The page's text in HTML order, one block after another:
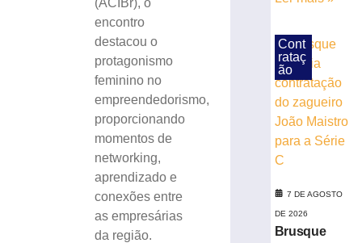
(ACIBr), o
encontro
destacou o
protagonismo
feminino no
empreendedorismo,
proporcionando
momentos de
networking,
aprendizado e
conexões entre
as empresárias
da região.
modernização
infraestrutura
urbana
agosto
mais
Cont
rataç
ão
7 DE AGOSTO
DE 2026
Brusque